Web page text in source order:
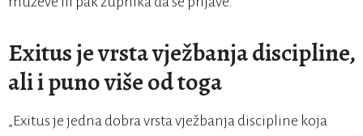
Exitus je vrsta vježbanja discipline,
ali i puno više od toga
„Exitus je jedna dobra vrsta vježbanja discipline koja